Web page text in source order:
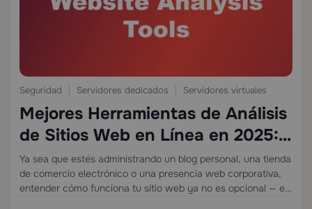
Seguridad Servidores dedicados Servidores virtuales
Mejores Herramientas de Análisis
de Sitios Web en Línea en 2025:
La Guía Completa para
Propietarios Serios de Sitios
Ya sea que estés administrando un blog personal, una tienda
de comercio electrónico o una presencia web corporativa,
entender cómo funciona tu sitio web ya no es opcional — es